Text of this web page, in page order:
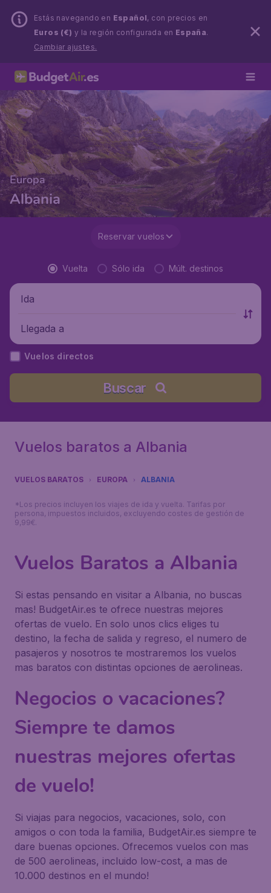
Estás navegando en Español, con precios en
Euros (€) y la región configurada en España.
Cambiar ajustes.
Europa
Albania
Reservar vuelos
Vuelta Sólo ida Múlt. destinos
Ida
Llegada a
Vuelos directos
Buscar
Vuelos baratos a Albania
VUELOS BARATOS EUROPA ALBANIA
*Los precios incluyen los viajes de ida y vuelta. Tarifas por
persona, impuestos incluidos, excluyendo costes de gestión de
9,99€.
Vuelos Baratos a Albania
Si estas pensando en visitar a Albania, no buscas
mas! BudgetAir.es te ofrece nuestras mejores
ofertas de vuelo. En solo unos clics eliges tu
destino, la fecha de salida y regreso, el numero de
pasajeros y nosotros te mostraremos los vuelos
mas baratos con distintas opciones de aerolineas.
Negocios o vacaciones?
Siempre te damos
nuestras mejores ofertas
de vuelo!
Si viajas para negocios, vacaciones, solo, con
amigos o con toda la familia, BudgetAir.es siempre te
dare buenas opciones. Ofrecemos vuelos con mas
de 500 aerolineas, incluido low-cost, a mas de
10.000 destinos en el mundo!